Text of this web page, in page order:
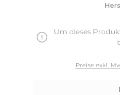
Um dieses
Preise exkl.